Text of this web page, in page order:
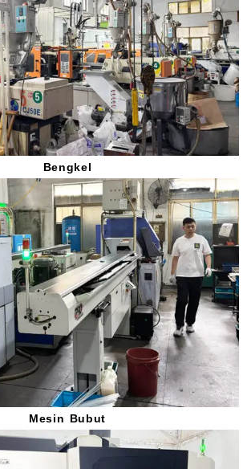
Bengkel
Mesin Bubut